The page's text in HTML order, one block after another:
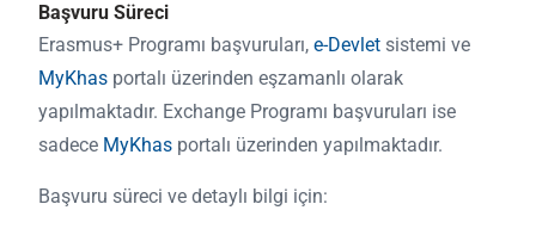
Başvuru Süreci
Erasmus+ Programı başvuruları, e-Devlet sistemi ve
MyKhas portalı üzerinden eşzamanlı olarak
yapılmaktadır. Exchange Programı başvuruları ise
sadece MyKhas portalı üzerinden yapılmaktadır.
Başvuru süreci ve detaylı bilgi için: